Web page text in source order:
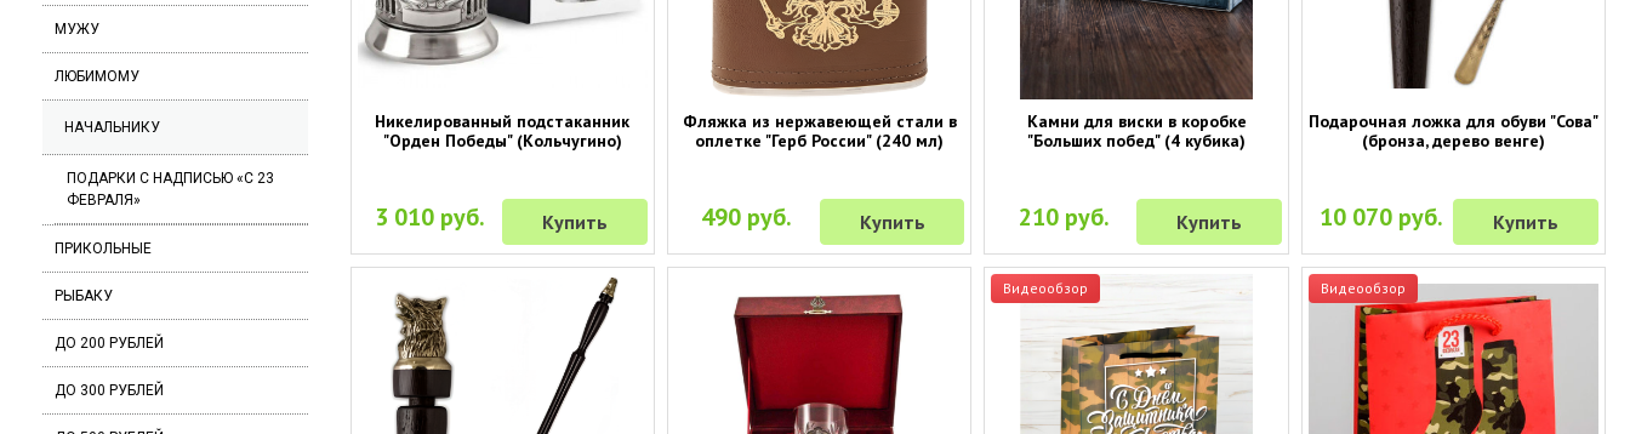
МУЖУ
ЛЮБИМОМУ
НАЧАЛЬНИКУ
ПОДАРКИ С НАДПИСЬЮ «С 23
ФЕВРАЛЯ»
ПРИКОЛЬНЫЕ
РЫБАКУ
ДО 200 РУБЛЕЙ
ДО 300 РУБЛЕЙ
Никелированный подстаканник
"Орден Победы" (Кольчугино)
3 010 руб. Купить
Фляжка из нержавеющей стали в
оплетке "Герб России" (240 мл)
490 руб. Купить
Камни для виски в коробке
"Больших побед" (4 кубика)
210 руб. Купить
Подарочная ложка для обуви "Сова"
(бронза, дерево венге)
10 070 руб. Купить
Видеообзор Видеообзор